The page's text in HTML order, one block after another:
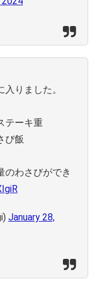
りました。
テーキ重
び飯
のわさびができ
January 28,